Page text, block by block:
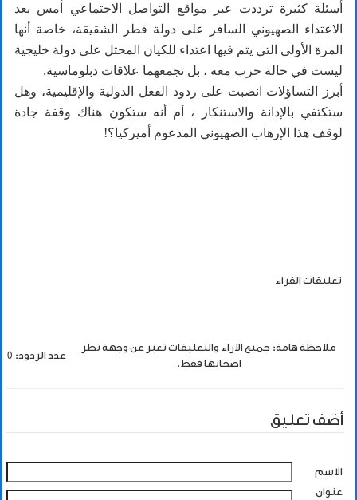
أسئلة كثيرة ترددت عبر مواقع التواصل الاجتماعي أمس بعد
الاعتداء الصهيوني السافر على دولة قطر الشقيقة، خاصة أنها
المرة الأولى التي يتم فيها اعتداء للكيان المحتل على دولة خليجية
ليست في حالة حرب معه ، بل تجمعهما علاقات دبلوماسية.
أبرز التساؤلات انصبت على ردود الفعل الدولية والإقليمية، وهل
ستكتفي بالإدانة والاستنكار ، أم أنه ستكون هناك وقفة جادة
لوقف هذا الإرهاب الصهيوني المدعوم أميركيا؟!
تعليقات القراء
ملاحظة هامة: جميع الاراء والتعليقات تعبر عن وجهة نظر
اصحابها فقط.
عدد الردود: 0
أضف تعليق
الاسم
عنوان